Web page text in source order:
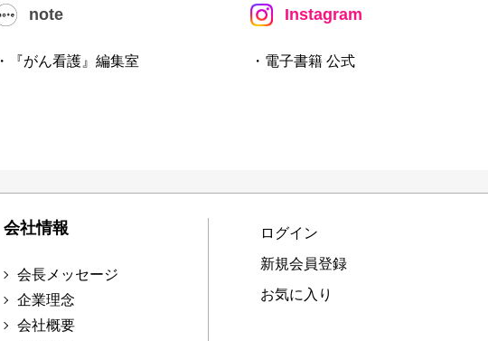
note
・『がん看護』編集室
Instagram
・電子書籍 公式
会社情報
会長メッセージ
企業理念
会社概要
ログイン
新規会員登録
お気に入り